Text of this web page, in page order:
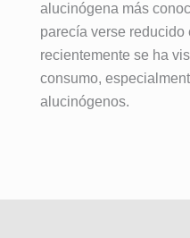
alucinógena más
parecía verse reducido
recientemente se ha
consumo,
alucinógenos.